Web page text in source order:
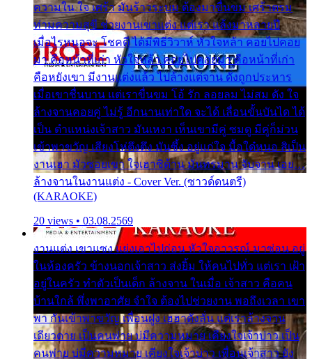
ความใน ใจ เศร้า มันร้าวระบม ต้องมาขื่นขม เศร้าตรม
ท่ามความสุขี ช่วยงานเขาแต่ง แต่เรา แล้งมาหลายปี
เมื่อไรหนอจะ โชคดี ได้มีพิธีวิวาห์ หัวใจหล้า คอยไปคอย
มา คือหน้าที่เก่า หัวใจหล้า คอยไปคอยมา คือหน้าที่เก่า
คือหยังเขา มีงานแต่งแล้ว ไปล้างแต่จาน ดั่งถูกประหาร
เมื่อเขาชื่นบาน แต่เราขื่นขม โอ้ รัก ลอยลม ไม่สม ดัง ใจ
ล้างจานคอยคู่ ไม่รู้ อีกนานเท่าใด จะได้ เลื่อนขั้นบันได ได้
เป็น ตำแหน่งเจ้าสาว มันเหงา เห็นเขามีคู่ ซมดู มีคู่ก็ม่วน
เข้าพาขวัญ เสียงโห่ตึงตึง มันซึ้ง อยู่แก่ใจ มื้อใด๋หนอ สิเป็น
งานเฮา มัวซอยเขา ใจเฮาซิด้าน มันทรมาน จับจาน เอย…
ล้างจานในงานแต่ง - Cover Ver. (ซาวด์ดนตรี)
(KARAOKE)
20 views • 03.08.2569
งานแต่ง เขาแซง แย่งเอาไปก่อน หัวใจอาวรณ์ มาซ่อน อยู่
ในห้องครัว ข้างนอกเจ้าสาว ส่งยิ้ม ให้คนไปทั่ว แต่เรา เฝ้า
อยู่ในครัว ทำตัวเป็นเด็ก ล้างจาน ในเมื่อ เจ้าสาว คือคน
บ้านใกล้ พึ่งพาอาศัย จำใจ ต้องไปช่วยงาน พอถึงเวลา เขา
พา กันเข้าพาขวัญ เพื่อนฝูง เฮฮาดังลั่น แต่เราล้างจาน
เดียวดาย เป็นคนพ่าย บ่มีความหมาย เคียงใจเจ้าบ่าว เป็น
คนพ่าย บ่มีความหมาย เคียงใจเจ้าบ่าว เพื่อนเจ้าสาว ยัง